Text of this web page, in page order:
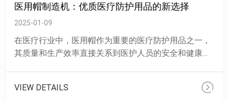
医用帽制造机：优质医疗防护用品的新选择
2025-01-09
在医疗行业中，医用帽作为重要的医疗防护用品之一，
其质量和生产效率直接关系到医护人员的安全和健康。
VIEW DETAILS